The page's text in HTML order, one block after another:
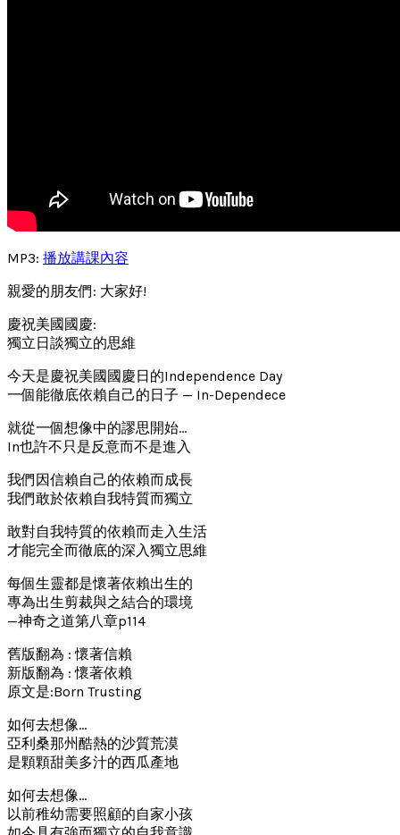
MP3: 播放講課內容
親愛的朋友們: 大家好!
慶祝美國國慶:
獨立日談獨立的思維
今天是慶祝美國國慶日的Independence Day
一個能徹底依賴自己的日子 — In-Dependece
就從一個想像中的謬思開始…
In也許不只是反意而不是進入
我們因信賴自己的依賴而成長
我們敢於依賴自我特質而獨立
敢對自我特質的依賴而走入生活
才能完全而徹底的深入獨立思維
每個生靈都是懷著依賴出生的
專為出生剪裁與之結合的環境
—神奇之道第八章p114
舊版翻為 : 懷著信賴
新版翻為 : 懷著依賴
原文是:Born Trusting
如何去想像…
亞利桑那州酷熱的沙質荒漠
是顆顆甜美多汁的西瓜產地
如何去想像…
以前稚幼需要照顧的自家小孩